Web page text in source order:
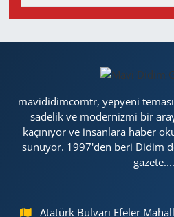
mavididimcomtr, yepyeni
sadelik ve modernizmi bir
kaçınıyor ve insanlara haber
sunuyor. 1997'den beri Didim
gazete....
Atatürk Bulvarı Efeler